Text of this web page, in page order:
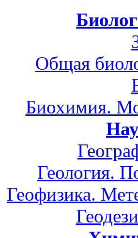
Общая
Биохимия.
Геология.
Геофизика.